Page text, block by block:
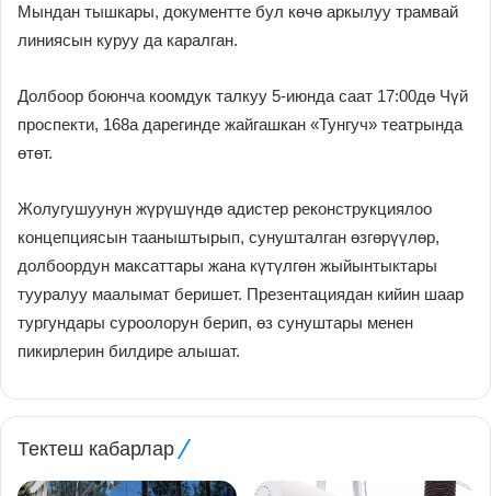
Мындан тышкары, документте бул көчө аркылуу трамвай
линиясын куруу да каралган.
Долбоор боюнча коомдук талкуу 5-июнда саат 17:00дө Чүй
проспекти, 168а дарегинде жайгашкан «Тунгуч» театрында
өтөт.
Жолугушуунун жүрүшүндө адистер реконструкциялоо
концепциясын тааныштырып, сунушталган өзгөрүүлөр,
долбоордун максаттары жана күтүлгөн жыйынтыктары
тууралуу маалымат беришет. Презентациядан кийин шаар
тургундары суроолорун берип, өз сунуштары менен
пикирлерин билдире алышат.
Тектеш кабарлар